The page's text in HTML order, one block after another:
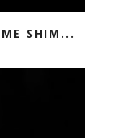
SHIM...